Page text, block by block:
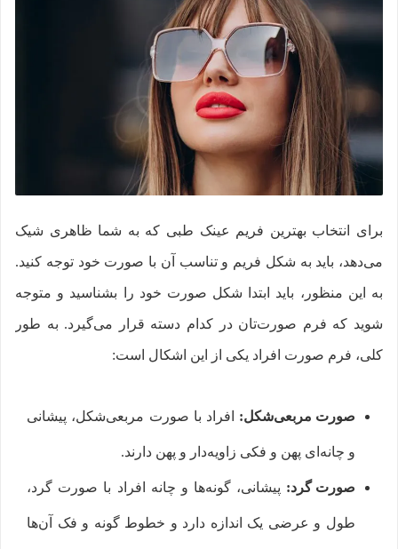
برای انتخاب بهترین فریم عینک طبی که به شما ظاهری شیک
می‌دهد، باید به شکل فریم و تناسب آن با صورت خود توجه کنید.
به این منظور، باید ابتدا شکل صورت خود را بشناسید و متوجه
شوید که فرم صورت‌تان در کدام دسته قرار می‌گیرد. به طور
کلی، فرم صورت افراد یکی از این اشکال است:
صورت مربعی‌شکل: افراد با صورت مربعی‌شکل، پیشانی
و چانه‌ای پهن و فکی زاویه‌دار و پهن دارند.
صورت گرد: پیشانی، گونه‌ها و چانه افراد با صورت گرد،
طول و عرضی یک اندازه دارد و خطوط گونه و فک آن‌ها